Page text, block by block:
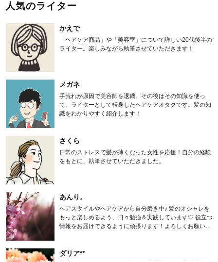
人気のライター
かえで
「ヘアケア商品」や「美容室」について詳しい20代後半の
ライター。楽しみながら執筆させていただきます！
メガネ
手荒れが原因で美容師を退職。その後はその知識を使っ
て、ライターとして転身したヘアケアオタクです。髪の知
識をわかりやすく紹介します！
さくら
日常のストレスで髪が薄くなった女性を応援！自分の経験
をもとに、執筆させていただきました。
あんり。
ヘアスタイルやヘアケアから自分磨き中♪ 髪のオシャレを
もっと楽しめるよう、日々勉強＆実践しています♡ 役立つ
情報をお届けできるように頑張ります！よろしくお願いし
ダリア**